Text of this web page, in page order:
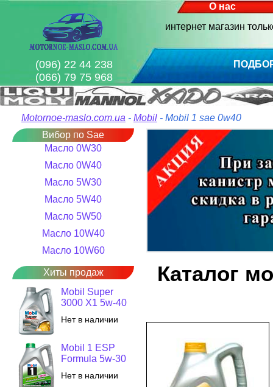
О нас
интернет магазин
(096) 22 44 238
(066) 79 75 968
Motornoe-maslo.com.ua - Mobil - Mobil 1 sae 0w40
Вибор по Sae
Масло 0W30
Масло 0W40
Масло 5W30
Масло 5W40
Масло 5W50
Масло 10W40
Масло 10W60
Хиты продаж
Mobil Super
3000 X1 5w-40
Нет в наличии
Mobil 1 ESP
Formula 5w-30
Нет в наличии
Каталог